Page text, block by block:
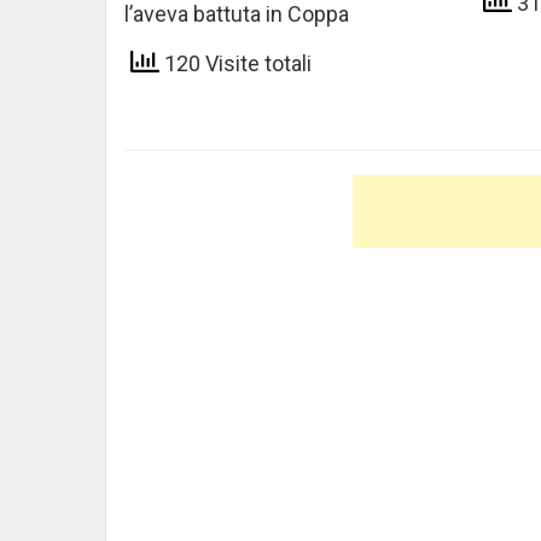
l’aveva battuta in Coppa
120 Visite totali